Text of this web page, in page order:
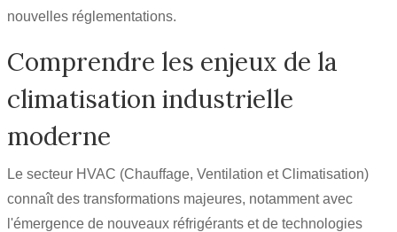
nouvelles réglementations.
Comprendre les enjeux de la
climatisation industrielle
moderne
Le secteur HVAC (Chauffage, Ventilation et Climatisation)
connaît des transformations majeures, notamment avec
l'émergence de nouveaux réfrigérants et de technologies